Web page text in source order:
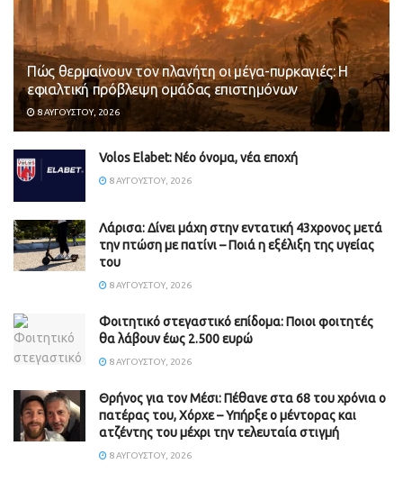
Πώς θερμαίνουν τον πλανήτη οι μέγα-πυρκαγιές: Η
εφιαλτική πρόβλεψη ομάδας επιστημόνων
8 ΑΥΓΟΎΣΤΟΥ, 2026
Volos Elabet: Νέο όνομα, νέα εποχή
8 ΑΥΓΟΎΣΤΟΥ, 2026
Λάρισα: Δίνει μάχη στην εντατική 43χρονος μετά
την πτώση με πατίνι – Ποιά η εξέλιξη της υγείας
του
8 ΑΥΓΟΎΣΤΟΥ, 2026
Φοιτητικό στεγαστικό επίδομα: Ποιοι φοιτητές
θα λάβουν έως 2.500 ευρώ
8 ΑΥΓΟΎΣΤΟΥ, 2026
Θρήνος για τον Μέσι: Πέθανε στα 68 του χρόνια ο
πατέρας του, Χόρχε – Υπήρξε ο μέντορας και
ατζέντης του μέχρι την τελευταία στιγμή
8 ΑΥΓΟΎΣΤΟΥ, 2026